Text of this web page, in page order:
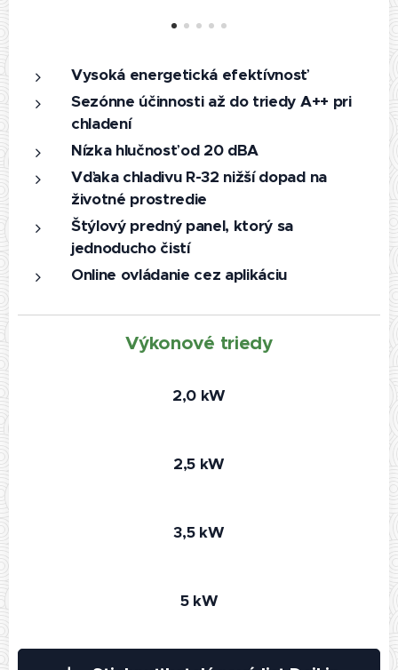
Vysoká energetická efektívnosť
Sezónne účinnosti až do triedy A++ pri
chladení
Nízka hlučnosť od 20 dBA
Vďaka chladivu R-32 nižší dopad na
životné prostredie
Štýlový predný panel, ktorý sa
jednoducho čistí
Online ovládanie cez aplikáciu
Výkonové triedy
2,0 kW
2,5 kW
3,5 kW
5 kW